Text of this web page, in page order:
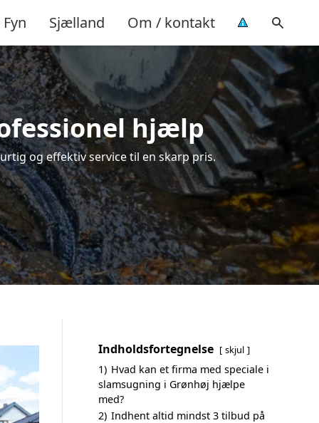
Fyn Sjælland Om / kontakt
hjælp
og effektiv service til en skarp pris.
Indholdsfortegnelse skjul
1) Hvad kan et firma med speciale i
slamsugning i Grønhøj hjælpe
med?
2) Indhent altid mindst 3 tilbud på